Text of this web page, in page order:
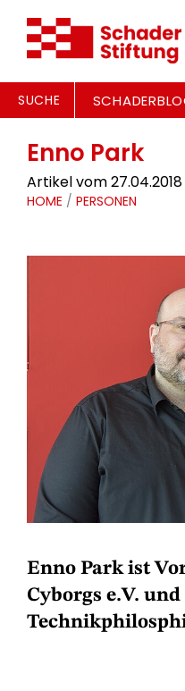
SUCHE
Enno Park
Artikel vom 27.04.2018
HOME / PERSONEN
Enno Park ist
Cyborgs e.V.